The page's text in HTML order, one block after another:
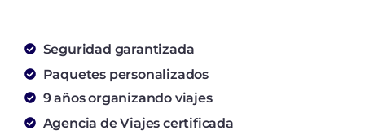
Seguridad garantizada
Paquetes personalizados
9 años organizando viajes
Agencia de Viajes certificada